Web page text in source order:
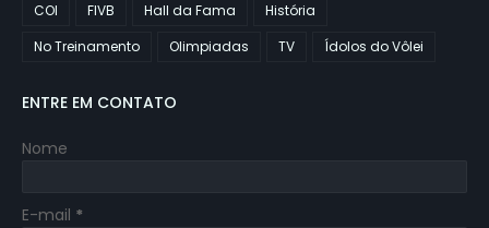
COI
FIVB Hall da Fama
História
No Treinamento
Olimpiadas TV Ídolos do Vôlei
ENTRE EM CONTATO
Nome
E-mail *